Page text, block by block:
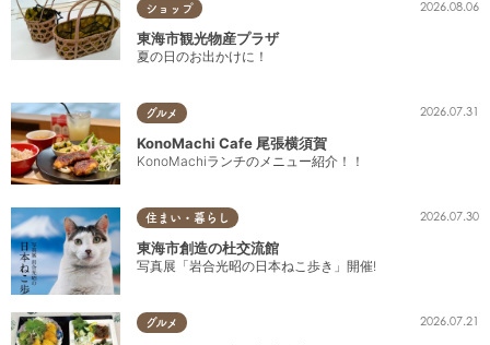
ショップ 2026.08.06
東海市観光物産プラザ
夏の日のお出かけに！
グルメ 2026.07.31
KonoMachi Cafe 尾張横須賀
KonoMachiランチのメニュー紹介！！
住まい・暮らし 2026.07.30
東海市創造の杜交流館
写真展「岩合光昭の日本ねこ歩き」開催!
グルメ 2026.07.21